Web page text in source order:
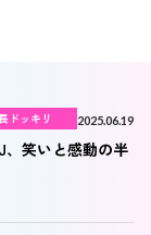
ドッキリ 2025.06.19
、笑いと感動の半